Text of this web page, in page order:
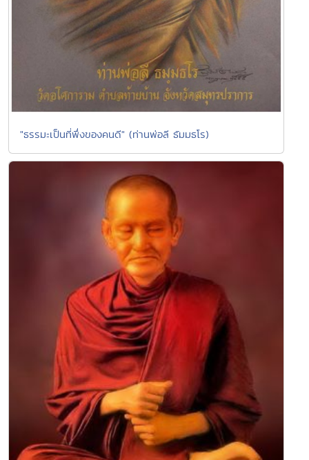
"ธรรมะเป็นที่พึ่งของคนดี" (ท่านพ่อลี ธัมมธโร)